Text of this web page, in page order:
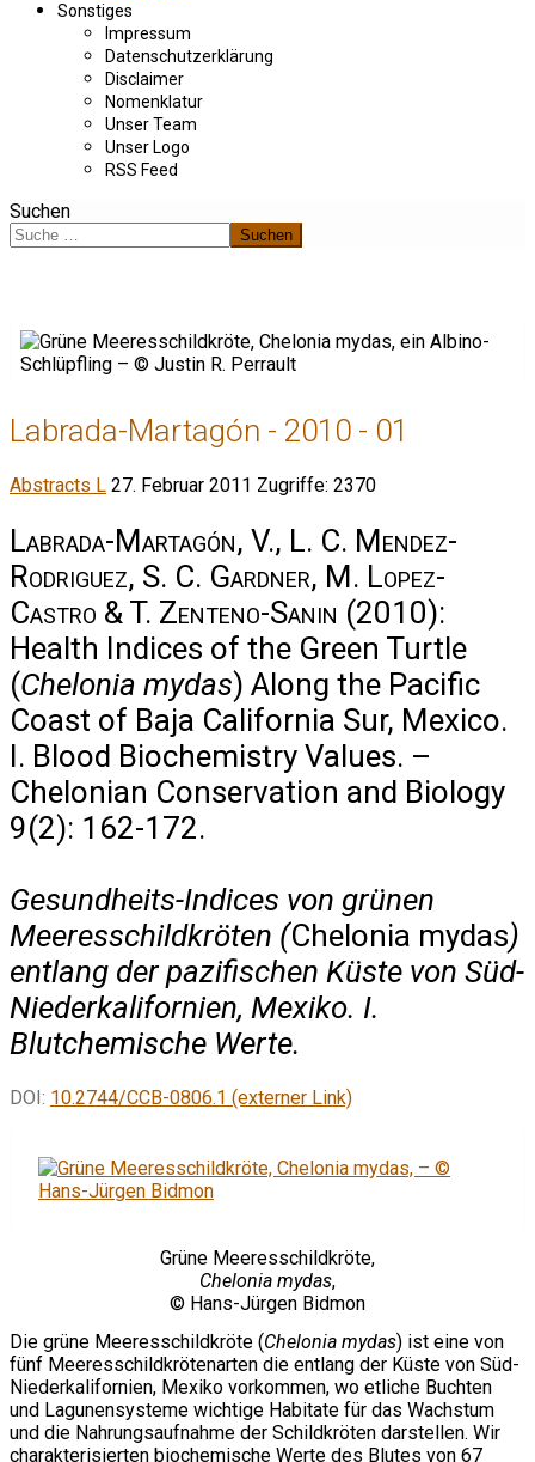
Sonstiges
Impressum
Datenschutzerklärung
Disclaimer
Nomenklatur
Unser Team
Unser Logo
RSS Feed
Suchen
Suchen
Labrada-Martagón - 2010 - 01
Abstracts L 27. Februar 2011 Zugriffe: 2370
Labrada-Martagón, V., L. C. Mendez-
Rodriguez, S. C. Gardner, M. Lopez-
Castro & T. Zenteno-Sanin (2010):
Health Indices of the Green Turtle
(Chelonia mydas) Along the Pacific
Coast of Baja California Sur, Mexico.
I. Blood Biochemistry Values. –
Chelonian Conservation and Biology
9(2): 162-172.
Gesundheits-Indices von grünen
Meeresschildkröten (Chelonia mydas)
entlang der pazifischen Küste von Süd-
Niederkalifornien, Mexiko. I.
Blutchemische Werte.
DOI: 10.2744/CCB-0806.1 (externer Link)
Grüne Meeresschildkröte,
Chelonia mydas,
© Hans-Jürgen Bidmon
Die grüne Meeresschildkröte (Chelonia mydas) ist eine von
fünf Meeresschildkrötenarten die entlang der Küste von Süd-
Niederkalifornien, Mexiko vorkommen, wo etliche Buchten
und Lagunensysteme wichtige Habitate für das Wachstum
und die Nahrungsaufnahme der Schildkröten darstellen. Wir
charakterisierten biochemische Werte des Blutes von 67